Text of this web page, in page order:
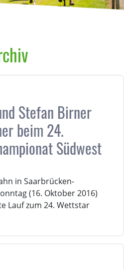
Stefan Birner
beim 24.
Südwest
in Saarbrücken-
(16. Oktober 2016)
Lauf zum 24. Wettstar